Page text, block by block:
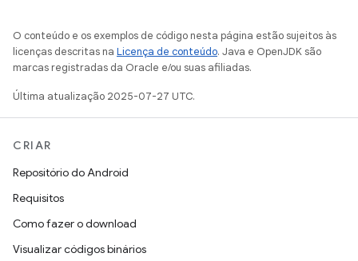
O conteúdo e os exemplos de código nesta página estão sujeitos às
licenças descritas na Licença de conteúdo. Java e OpenJDK são
marcas registradas da Oracle e/ou suas afiliadas.
Última atualização 2025-07-27 UTC.
CRIAR
Repositório do Android
Requisitos
Como fazer o download
Visualizar códigos binários